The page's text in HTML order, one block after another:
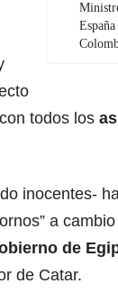
todos los
inocentes-
a
de
de Catar.